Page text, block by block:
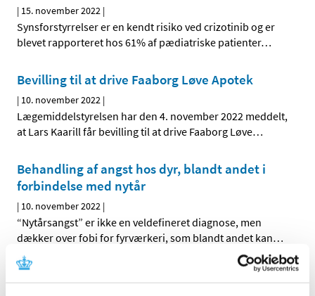
| 15. november 2022 |
Synsforstyrrelser er en kendt risiko ved crizotinib og er
blevet rapporteret hos 61% af pædiatriske patienter…
Bevilling til at drive Faaborg Løve Apotek
| 10. november 2022 |
Lægemiddelstyrelsen har den 4. november 2022 meddelt,
at Lars Kaarill får bevilling til at drive Faaborg Løve…
Behandling af angst hos dyr, blandt andet i
forbindelse med nytår
| 10. november 2022 |
“Nytårsangst” er ikke en veldefineret diagnose, men
dækker over fobi for fyrværkeri, som blandt andet kan…
Skærpet anbefaling om monitorering af